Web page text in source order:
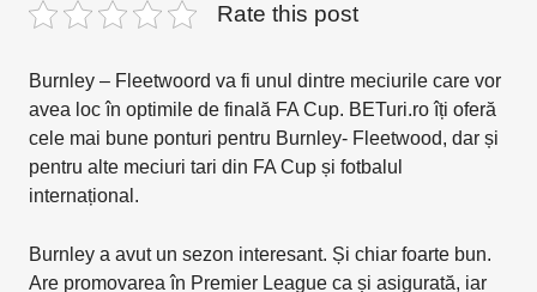
Rate this post
Burnley – Fleetwoord va fi unul dintre meciurile care vor
avea loc în optimile de finală FA Cup. BETuri.ro îți oferă
cele mai bune ponturi pentru Burnley- Fleetwood, dar și
pentru alte meciuri tari din FA Cup și fotbalul
internațional.
Burnley a avut un sezon interesant. Și chiar foarte bun.
Are promovarea în Premier League ca și asigurată, iar